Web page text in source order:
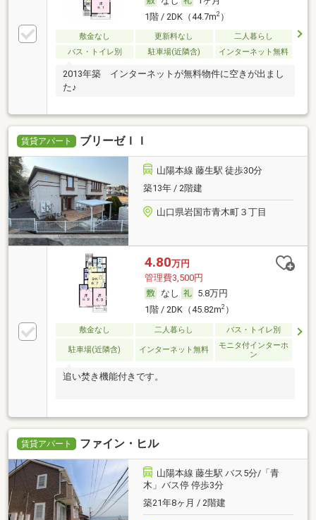
1階 / 2DK（44.7m2）
敷金なし 更新料なし
二人暮らし
バス・トイレ別
駐車場(近隣含) インターネット無料
2013年築 インターネットが無料物件に空きが出まし
た♪
賃貸アパート ブリーゼＩＩ
山陽本線 藤生駅 徒歩30分
築13年 / 2階建
山口県岩国市青木町３丁目
4.80万円
管理費3,500円
なし
5.8万円
1階 / 2DK（45.82m2）
敷金なし 二人暮らし バス・トイレ別
駐車場(近隣含) インターネット無料
モニタ付インターホ
ン
追い焚き機能付きです。
賃貸アパート ファイン・ヒル
山陽本線 藤生駅 バス5分/「青
木」バス停 停歩3分
築21年8ヶ月 / 2階建